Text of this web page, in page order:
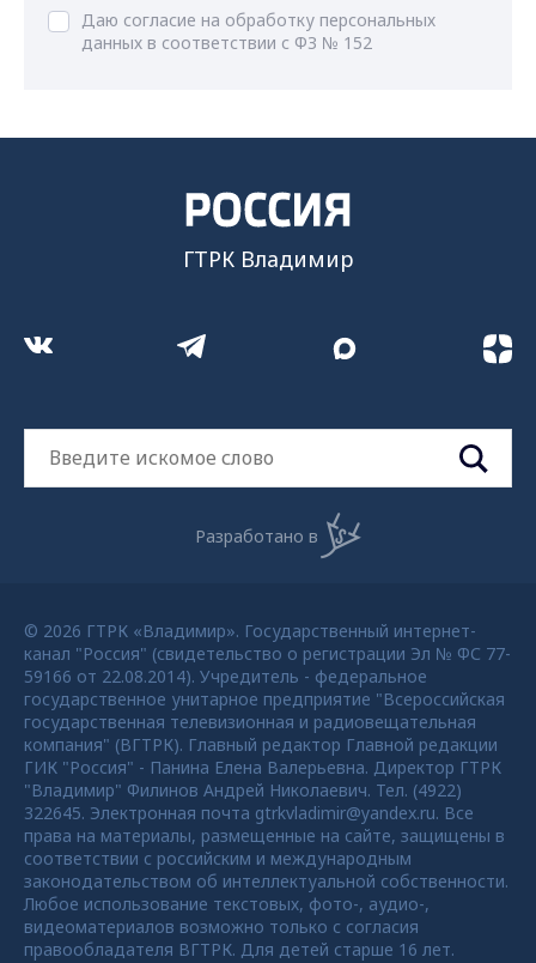
Даю согласие на обработку персональных
данных в соответствии с ФЗ № 152
ГТРК Владимир
Разработано в
© 2026 ГТРК «Владимир». Государственный интернет-
канал "Россия" (свидетельство о регистрации Эл № ФС 77-
59166 от 22.08.2014). Учредитель - федеральное
государственное унитарное предприятие "Всероссийская
государственная телевизионная и радиовещательная
компания" (ВГТРК). Главный редактор Главной редакции
ГИК "Россия" - Панина Елена Валерьевна. Директор ГТРК
"Владимир" Филинов Андрей Николаевич. Тел. (4922)
322645. Электронная почта gtrkvladimir@yandex.ru. Все
права на материалы, размещенные на сайте, защищены в
соответствии с российским и международным
законодательством об интеллектуальной собственности.
Любое использование текстовых, фото-, аудио-,
видеоматериалов возможно только с согласия
правообладателя ВГТРК. Для детей старше 16 лет.